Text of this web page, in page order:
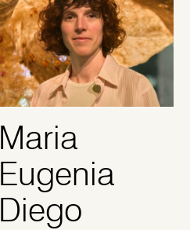
Maria
Eugenia
Diego